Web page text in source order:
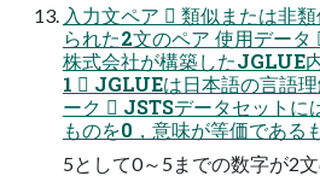
入力文ペア  類似または非
られた2文のペア 使用デー
株式会社が構築したJGLUE
1  JGLUEは日本語の言語
ーク  JSTSデータセットに
ものを0，意味が等価である
5として0～5までの数字が2